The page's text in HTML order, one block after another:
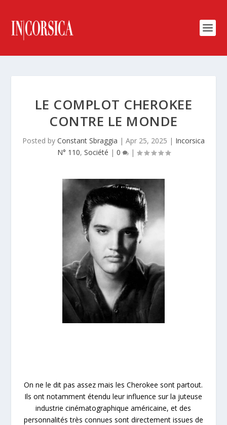
LE COMPLOT CHEROKEE
CONTRE LE MONDE
Posted by Constant Sbraggia | Apr 25, 2025 | Incorsica
N° 110, Société | 0 |
On ne le dit pas assez mais les Cherokee sont partout.
Ils ont notamment étendu leur influence sur la juteuse
industrie cinématographique américaine, et des
personnalités très connues sont directement issues de